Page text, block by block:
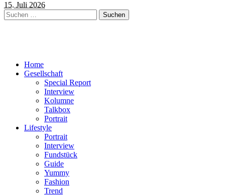
15. Juli 2026
Suchen
nach:
Home
Gesellschaft
Special Report
Interview
Kolumne
Talkbox
Portrait
Lifestyle
Portrait
Interview
Fundstück
Guide
Yummy
Fashion
Trend